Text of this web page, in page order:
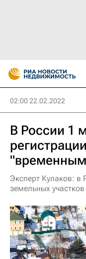
02:00 22.02.2022
В России 1
Эксперт Кулаков: в
земельных